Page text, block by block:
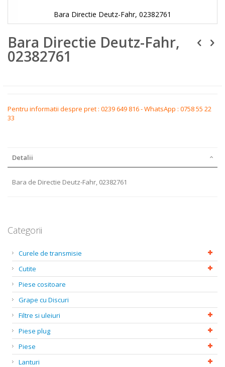
Bara Directie Deutz-Fahr, 02382761
to
the
beginning
Bara Directie Deutz-Fahr,
02382761
Pentru informatii despre pret : 0239 649 816 - WhatsApp : 0758 55 22
33
Detalii
Bara de Directie Deutz-Fahr, 02382761
Categorii
Curele de transmisie
Cutite
Piese cositoare
Grape cu Discuri
Filtre si uleiuri
Piese plug
Piese
Lanturi